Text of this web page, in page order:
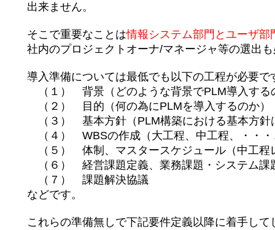
出来ません。
そこで重要なことは情報システム部門とユーザ
社内のプロジェクトオーナ/マネージャ等の選出も
導入準備については最低でも以下の工程が必要で
（１） 背景（どのような背景でPLM導入する
（２） 目的（何の為にPLMを導入するのか）
（３） 基本方針（PLM構築における基本方針
（４） WBSの作成（大工程、中工程、・・・
（５） 体制、マスタースケジュール（中工程レ
（６） 経営課題定義、業務課題・システム課
（７） 課題解決協議
などです。
これらの準備無しで下記要件定義以降に着手して